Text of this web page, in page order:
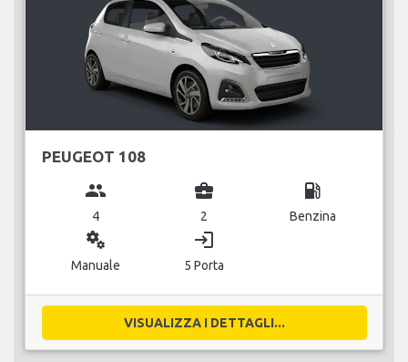
PEUGEOT 108
group
4
business_center
2
local_gas_station
Benzina
miscellaneous_services
Manuale
login
5 Porta
VISUALIZZA I DETTAGLI...